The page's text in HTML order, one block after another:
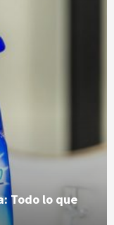
Todo lo que